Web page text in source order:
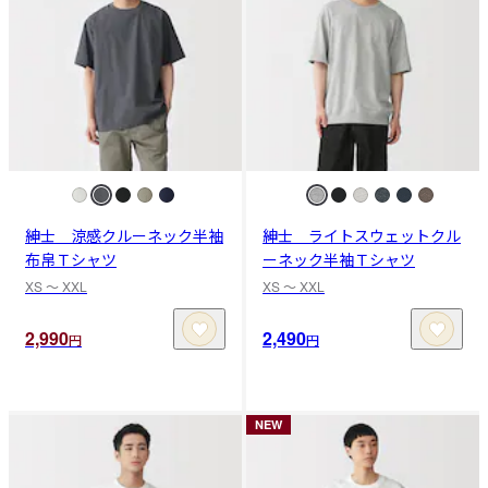
紳士 涼感クルーネック半袖
布帛Ｔシャツ
XS 〜 XXL
2,990円
紳士 ライトスウェットクル
ーネック半袖Ｔシャツ
XS 〜 XXL
2,490円
NEW